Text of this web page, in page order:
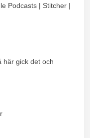
Podcasts | Stitcher |
här gick det och